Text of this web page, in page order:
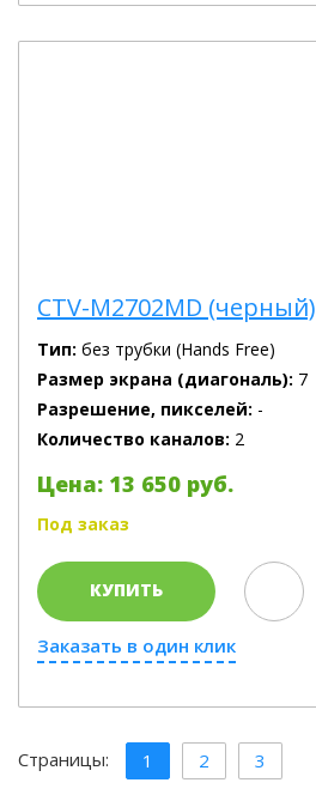
CTV-M2702MD (черный)
Тип: без трубки (Hands Free)
Размер экрана (диагональ): 7
Разрешение, пикселей: -
Количество каналов: 2
Цена: 13 650 руб.
Под заказ
КУПИТЬ
Заказать в один клик
Страницы: 1 2 3